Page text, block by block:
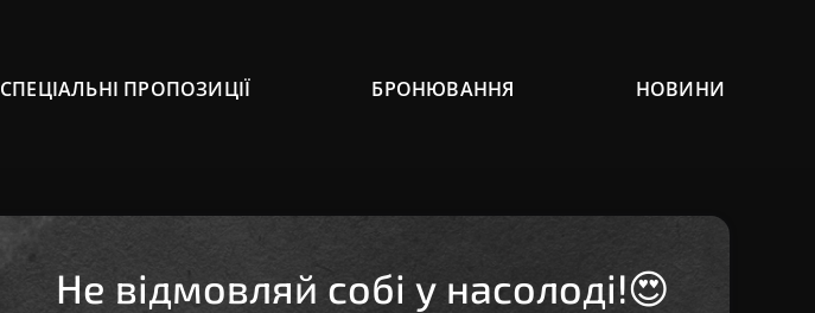
СПЕЦІАЛЬНІ ПРОПОЗИЦІЇ БРОНЮВАННЯ НОВИНИ
Не відмовляй собі у насолоді!😍